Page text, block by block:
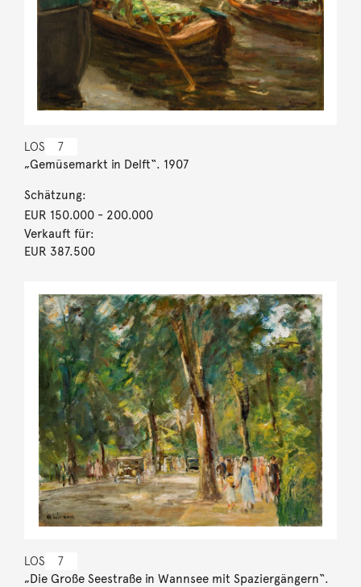
LOS 7
„Gemüsemarkt in Delft“. 1907
Schätzung:
EUR 150.000- 200.000
Verkauft für:
EUR 387.500
LOS 7
„Die Große Seestraße in Wannsee mit Spaziergängern“.